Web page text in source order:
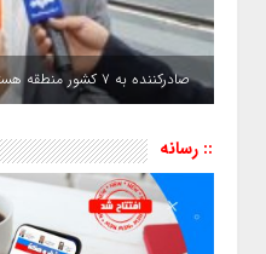
صادرکننده به ۷ کشور منطقه هستیم
:: رسانه